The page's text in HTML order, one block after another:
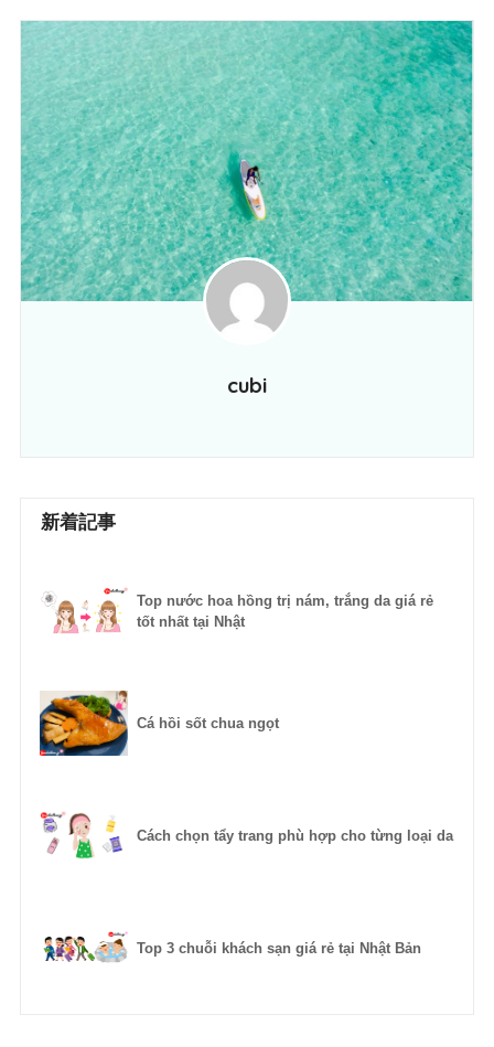
cubi
新着記事
Top nước hoa hồng trị nám, trắng da giá rẻ
tốt nhất tại Nhật
Cá hồi sốt chua ngọt
Cách chọn tẩy trang phù hợp cho từng loại da
Top 3 chuỗi khách sạn giá rẻ tại Nhật Bản